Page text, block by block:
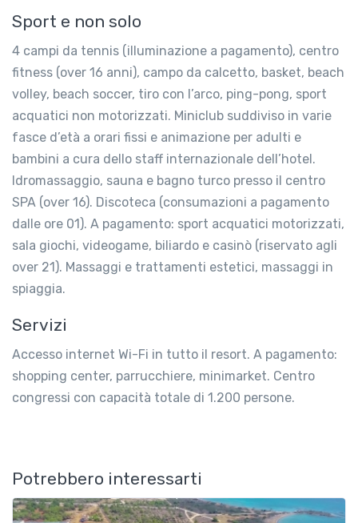
Sport e non solo
4 campi da tennis (illuminazione a pagamento), centro
fitness (over 16 anni), campo da calcetto, basket, beach
volley, beach soccer, tiro con l’arco, ping-pong, sport
acquatici non motorizzati. Miniclub suddiviso in varie
fasce d’età a orari fissi e animazione per adulti e
bambini a cura dello staff internazionale dell’hotel.
Idromassaggio, sauna e bagno turco presso il centro
SPA (over 16). Discoteca (consumazioni a pagamento
dalle ore 01). A pagamento: sport acquatici motorizzati,
sala giochi, videogame, biliardo e casinò (riservato agli
over 21). Massaggi e trattamenti estetici, massaggi in
spiaggia.
Servizi
Accesso internet Wi-Fi in tutto il resort. A pagamento:
shopping center, parrucchiere, minimarket. Centro
congressi con capacità totale di 1.200 persone.
Potrebbero interessarti